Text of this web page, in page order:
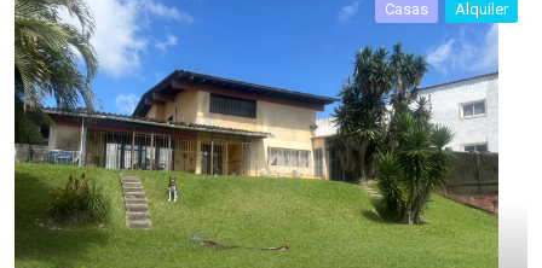
Casas Alquiler